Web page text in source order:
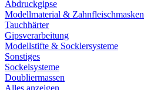
Abdruckgipse
Modellmaterial & Zahnfleischmasken
Tauchhärter
Gipsverarbeitung
Modellstifte & Socklersysteme
Sonstiges
Sockelsysteme
Doubliermassen
Alles anzeigen